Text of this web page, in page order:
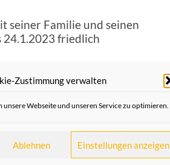
Zustimmung verwalten
Webseite und unseren Service zu optimieren.
Ablehnen Einstellungen anzeigen
seiner Familie und seinen
24.1.2023 friedlich
Vaterstadt und an
für die Heimatfreunde
Erhaltung unserer
und die er
Advent, zu Schützenfest
zusammentraf, verspürte